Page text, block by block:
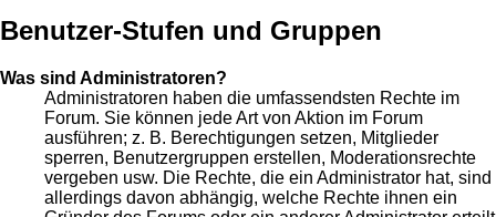
Benutzer-Stufen und Gruppen
Was sind Administratoren?
Administratoren haben die umfassendsten Rechte im
Forum. Sie können jede Art von Aktion im Forum
ausführen; z. B. Berechtigungen setzen, Mitglieder
sperren, Benutzergruppen erstellen, Moderationsrechte
vergeben usw. Die Rechte, die ein Administrator hat, sind
allerdings davon abhängig, welche Rechte ihnen ein